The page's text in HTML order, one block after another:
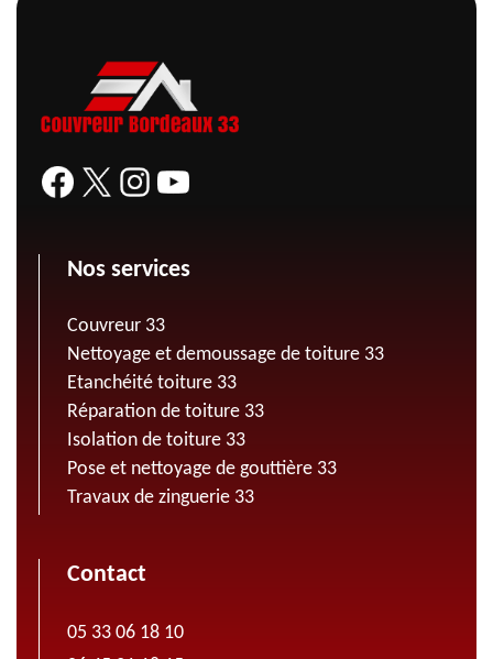
Nos services
Couvreur 33
Nettoyage et demoussage de toiture 33
Etanchéité toiture 33
Réparation de toiture 33
Isolation de toiture 33
Pose et nettoyage de gouttière 33
Travaux de zinguerie 33
Contact
05 33 06 18 10